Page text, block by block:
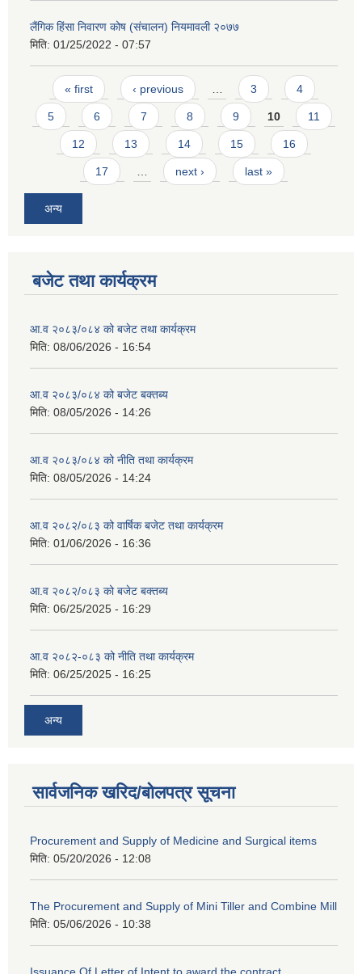
लैंगिक हिंसा निवारण कोष (संचालन) नियमावली २०७७
मिति: 01/25/2022 - 07:57
Pages
« first ‹ previous 3 4
5 6 7 8 9 10 11
12 13 14 15 16
17 next › last »
अन्य
बजेट तथा कार्यक्रम
आ.व २०८३/०८४ को बजेट तथा कार्यक्रम
मिति: 08/06/2026 - 16:54
आ.व २०८३/०८४ को बजेट बक्तब्य
मिति: 08/05/2026 - 14:26
आ.व २०८३/०८४ को नीति तथा कार्यक्रम
मिति: 08/05/2026 - 14:24
आ.व २०८२/०८३ को वार्षिक बजेट तथा कार्यक्रम
मिति: 01/06/2026 - 16:36
आ.व २०८२/०८३ को बजेट बक्तब्य
मिति: 06/25/2025 - 16:29
आ.व २०८२-०८३ को नीति तथा कार्यक्रम
मिति: 06/25/2025 - 16:25
अन्य
सार्वजनिक खरिद/बोलपत्र सूचना
Procurement and Supply of Medicine and Surgical items
मिति: 05/20/2026 - 12:08
The Procurement and Supply of Mini Tiller and Combine Mill
मिति: 05/06/2026 - 10:38
Issuance Of Letter of Intent to award the contract